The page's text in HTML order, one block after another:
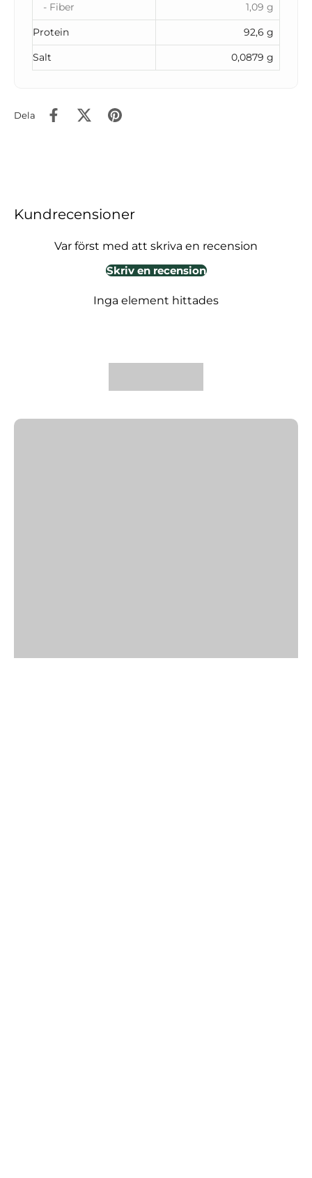
- Fiber
1,09 g
Protein
92,6 g
Salt
0,0879 g
Dela
Kundrecensioner
Var först med att skriva en recension
Skriv en recension
Inga element hittades